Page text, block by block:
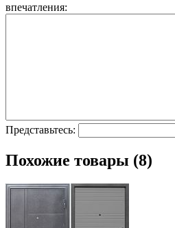
впечатления:
Представьтесь:
Похожие товары (8)